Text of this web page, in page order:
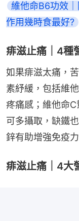
維他命B6功效
作用幾時食最好?
痱滋止痛｜4種
如果痱滋太痛，
素紓緩，包括維
疼痛感；維他命
可多攝取，缺鐵
鋅有助增強免疫
痱滋止痛｜4大